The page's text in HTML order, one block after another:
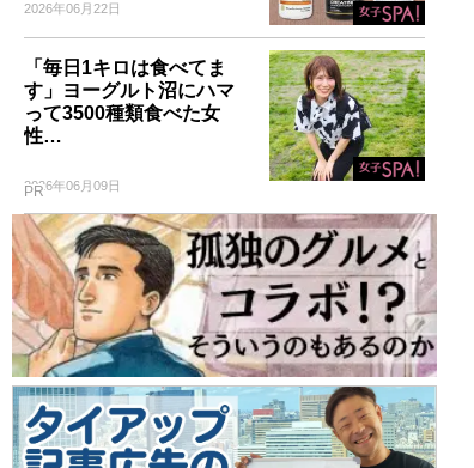
2026年06月22日
「毎日1キロは食べてま
す」ヨーグルト沼にハマ
って3500種類食べた女
性…
2026年06月09日
PR